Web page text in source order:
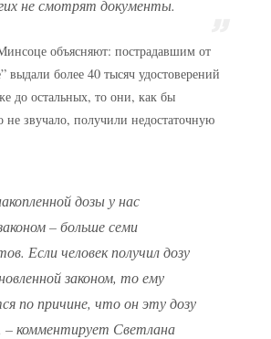
не смотрят документы.
объясняют: пострадавшим от
выдали более 40 тысяч удостоверений
до остальных, то они, как бы
не звучало, получили недостаточную
дозы у нас
– больше семи
Если человек получил дозу
законом, то ему
по причине, что он эту дозу
– комментирует Светлана